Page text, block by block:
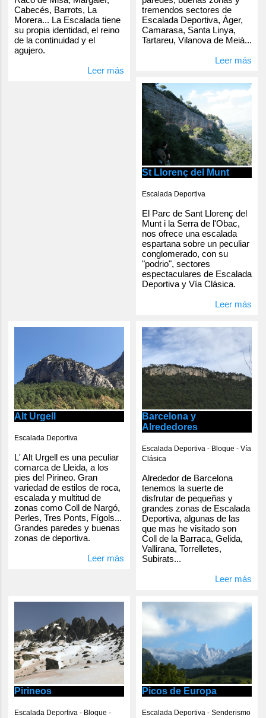
Cabecés, Barrots, La
Morera... La Escalada tiene
su propia identidad, el reino
de la continuidad y el
agujero.
Leer más
tremendos sectores de
Escalada Deportiva, Àger,
Camarasa, Santa Linya,
Tartareu, Vilanova de Meià...
Leer más
St Llorenç del Munt
Escalada Deportiva
El Parc de Sant Llorenç del
Munt i la Serra de l'Obac,
nos ofrece una escalada
espartana sobre un peculiar
conglomerado, con su
"podrio", sectores
espectaculares de Escalada
Deportiva y Vía Clásica.
Leer más
Alt Urgell
Escalada Deportiva
L' Alt Urgell es una peculiar
comarca de Lleida, a los
pies del Pirineo. Gran
variedad de estilos de roca,
escalada y multitud de
zonas como Coll de Nargó,
Perles, Tres Ponts, Fígols...
Grandes paredes y buenas
zonas de deportiva.
Leer más
Barcelona y
Alrededores
Escalada Deportiva - Bloque - Vía
Clásica
Alrededor de Barcelona
tenemos la suerte de
disfrutar de pequeñas y
grandes zonas de Escalada
Deportiva, algunas de las
que mas he visitado son
Coll de la Barraca, Gelida,
Vallirana, Torrelletes,
Subirats...
Leer más
Pirineos
Escalada Deportiva - Bloque -
Picos de Europa
Escalada Deportiva - Senderismo